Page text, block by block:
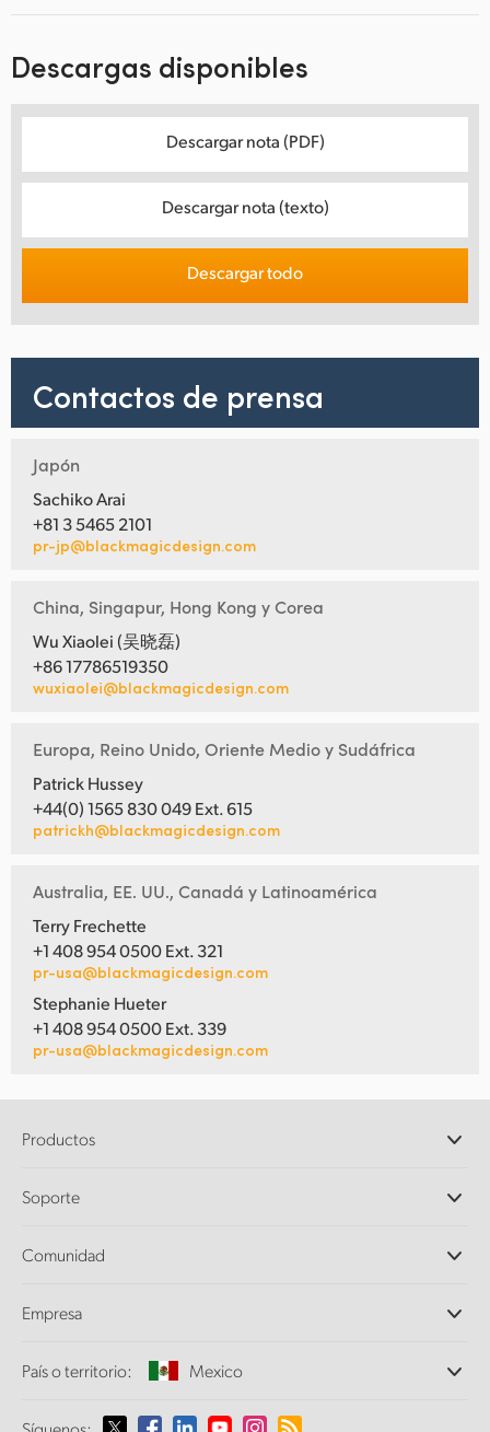
Descargas disponibles
Descargar nota (PDF)
Descargar nota (texto)
Descargar todo
Contactos de prensa
Japón
Sachiko Arai
+81 3 5465 2101
pr-jp@blackmagicdesign.com
China, Singapur, Hong Kong y Corea
Wu Xiaolei (吴晓磊)
+86 17786519350
wuxiaolei@blackmagicdesign.com
Europa, Reino Unido, Oriente Medio y Sudáfrica
Patrick Hussey
+44(0) 1565 830 049 Ext. 615
patrickh@blackmagicdesign.com
Australia, EE. UU., Canadá y Latinoamérica
Terry Frechette
+1 408 954 0500 Ext. 321
pr-usa@blackmagicdesign.com
Stephanie Hueter
+1 408 954 0500 Ext. 339
pr-usa@blackmagicdesign.com
Productos
DaVinci Resolve y Fusion
Ultimatte
Captura y reproducción
Conversión de formatos
Supervisión
Soporte
Centro de soporte técnico
Comunidad
Empresa
Perfil empresarial
País o territorio: Mexico
Selecciona un país o territorio